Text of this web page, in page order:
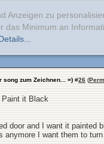
Anzeigen zu
das Minimum an
song zum Zeichnen... =) #26 (
Paint it Black
door and I want it painted
anymore I want them to